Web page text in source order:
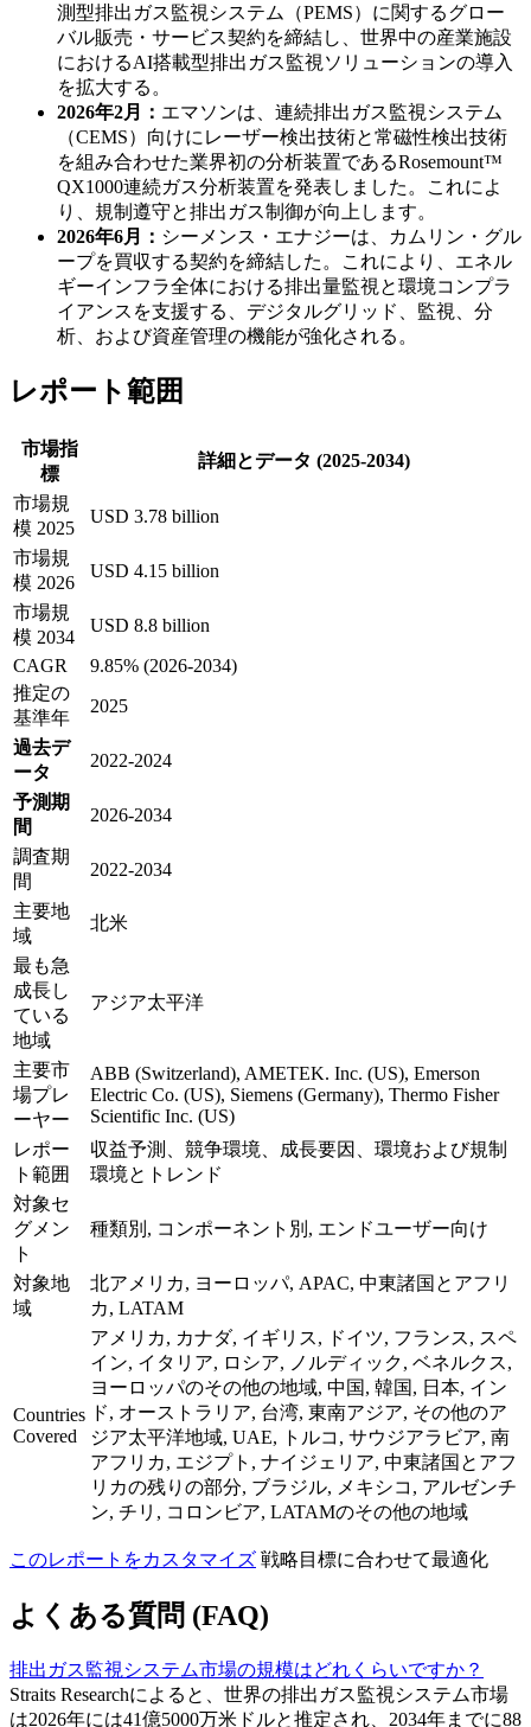
測型排出ガス監視システム（PEMS）に関するグロー
バル販売・サービス契約を締結し、世界中の産業施設
におけるAI搭載型排出ガス監視ソリューションの導入
を拡大する。
2026年2月： エマソンは、連続排出ガス監視システム
（CEMS）向けにレーザー検出技術と常磁性検出技術
を組み合わせた業界初の分析装置であるRosemount™
QX1000連続ガス分析装置を発表しました。これによ
り、規制遵守と排出ガス制御が向上します。
2026年6月： シーメンス・エナジーは、カムリン・グル
ープを買収する契約を締結した。これにより、エネル
ギーインフラ全体における排出量監視と環境コンプラ
イアンスを支援する、デジタルグリッド、監視、分
析、および資産管理の機能が強化される。
レポート範囲
市場指
標
詳細とデータ (2025-2034)
市場規
模 2025
USD 3.78 billion
市場規
模 2026
USD 4.15 billion
市場規
模 2034
USD 8.8 billion
CAGR
9.85% (2026-2034)
推定の
基準年
2025
過去デ
ータ
2022-2024
予測期
間
2026-2034
調査期
間
2022-2034
主要地
域
北米
最も急
成長し
ている
地域
アジア太平洋
主要市
場プレ
ーヤー
ABB (Switzerland), AMETEK. Inc. (US), Emerson
Electric Co. (US), Siemens (Germany), Thermo Fisher
Scientific Inc. (US)
レポー
ト範囲
収益予測、競争環境、成長要因、環境および規制
環境とトレンド
対象セ
グメン
ト
種類別, コンポーネント別, エンドユーザー向け
対象地
域
北アメリカ, ヨーロッパ, APAC, 中東諸国とアフリ
カ, LATAM
Countries
Covered
アメリカ, カナダ, イギリス, ドイツ, フランス, スペ
イン, イタリア, ロシア, ノルディック, ベネルクス,
ヨーロッパのその他の地域, 中国, 韓国, 日本, イン
ド, オーストラリア, 台湾, 東南アジア, その他のア
ジア太平洋地域, UAE, トルコ, サウジアラビア, 南
アフリカ, エジプト, ナイジェリア, 中東諸国とアフ
リカの残りの部分, ブラジル, メキシコ, アルゼンチ
ン, チリ, コロンビア, LATAMのその他の地域
このレポートをカスタマイズ 戦略目標に合わせて最適化
よくある質問 (FAQ)
排出ガス監視システム市場の規模はどれくらいですか？
Straits Researchによると、世界の排出ガス監視システム市場
は2026年には41億5000万米ドルと推定され、2034年までに88